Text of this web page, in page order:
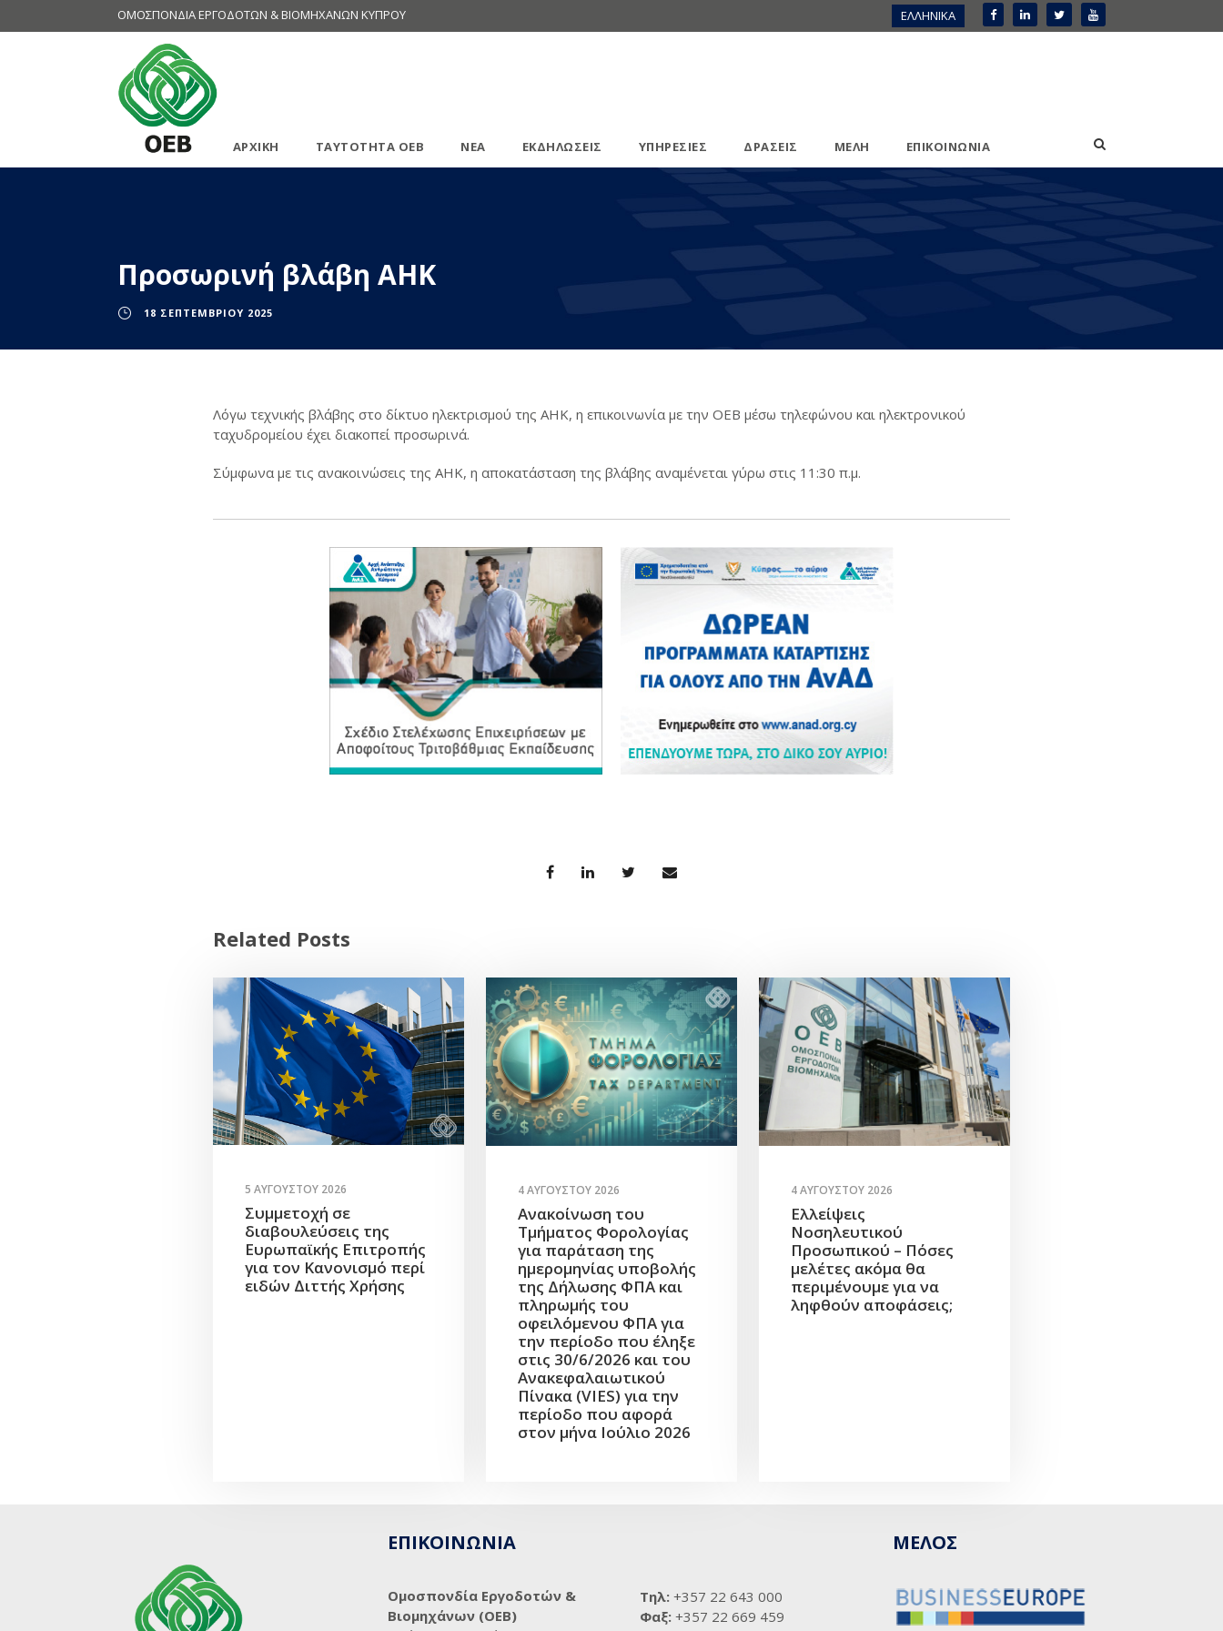
ΟΜΟΣΠΟΝΔΙΑ ΕΡΓΟΔΟΤΩΝ & ΒΙΟΜΗΧΑΝΩΝ ΚΥΠΡΟΥ ΕΛΛΗΝΙΚΑ
ΑΡΧΙΚΗ ΤΑΥΤΟΤΗΤΑ ΟΕΒ ΝΕΑ ΕΚΔΗΛΩΣΕΙΣ ΥΠΗΡΕΣΙΕΣ ΔΡΑΣΕΙΣ ΜΕΛΗ ΕΠΙΚΟΙΝΩΝΙΑ
Προσωρινή βλάβη ΑΗΚ
18 ΣΕΠΤΕΜΒΡΊΟΥ 2025
Λόγω τεχνικής βλάβης στο δίκτυο ηλεκτρισμού της ΑΗΚ, η επικοινωνία με την ΟΕΒ μέσω τηλεφώνου και ηλεκτρονικού
ταχυδρομείου έχει διακοπεί προσωρινά.
Σύμφωνα με τις ανακοινώσεις της ΑΗΚ, η αποκατάσταση της βλάβης αναμένεται γύρω στις 11:30 π.μ.
Related Posts
5 ΑΥΓΟΎΣΤΟΥ 2026
Συμμετοχή σε
διαβουλεύσεις της
Ευρωπαϊκής Επιτροπής
για τον Κανονισμό περί
ειδών Διττής Χρήσης
4 ΑΥΓΟΎΣΤΟΥ 2026
Ανακοίνωση του
Τμήματος Φορολογίας
για παράταση της
ημερομηνίας υποβολής
της Δήλωσης ΦΠΑ και
πληρωμής του
οφειλόμενου ΦΠΑ για
την περίοδο που έληξε
στις 30/6/2026 και του
Ανακεφαλαιωτικού
Πίνακα (VIES) για την
περίοδο που αφορά
στον μήνα Ιούλιο 2026
4 ΑΥΓΟΎΣΤΟΥ 2026
Ελλείψεις
Νοσηλευτικού
Προσωπικού – Πόσες
μελέτες ακόμα θα
περιμένουμε για να
ληφθούν αποφάσεις;
ΕΠΙΚΟΙΝΩΝΙΑ
Ομοσπονδία Εργοδοτών &
Βιομηχάνων (ΟΕΒ)
Τηλ: +357 22 643 000
Φαξ: +357 22 669 459
ΜΕΛΟΣ